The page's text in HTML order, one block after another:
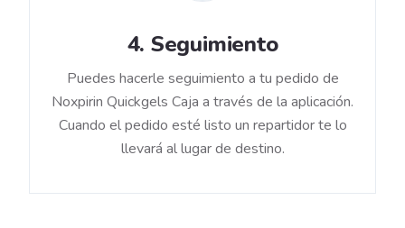
4. Seguimiento
Puedes hacerle seguimiento a tu pedido de
Noxpirin Quickgels Caja a través de la aplicación.
Cuando el pedido esté listo un repartidor te lo
llevará al lugar de destino.